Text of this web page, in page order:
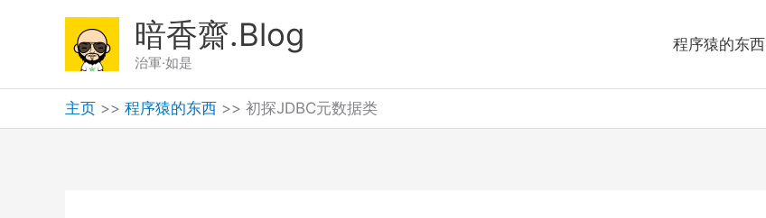
暗香齋.Blog
治軍·如是
程序猿的东西
主页 >> 程序猿的东西 >> 初探JDBC元数据类